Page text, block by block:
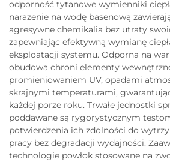
odporność tytanowe wymienniki
narażenie na wodę basenową
agresywne chemikalia bez utraty
zapewniając efektywną wymianę
eksploatacji systemu. Odporna na
obudowa chroni elementy
promieniowaniem UV, opadami
skrajnymi temperaturami,
każdej porze roku. Trwałe jednostki
poddawane są rygorystycznym
potwierdzenia ich zdolności do
pracy bez degradacji wydajności.
technologie powłok stosowane na